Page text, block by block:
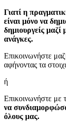
Γιατί η
είναι μόνο να
δημιουργείς μαζί
ανάγκες.
Επικοινωνήστε
αφήνοντας τα
ή
Επικοινωνήστε με
να
όλους μας.